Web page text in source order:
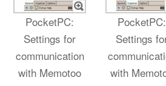
PocketPC:
Settings for
communication
with Memotoo
PocketPC:
Settings
with